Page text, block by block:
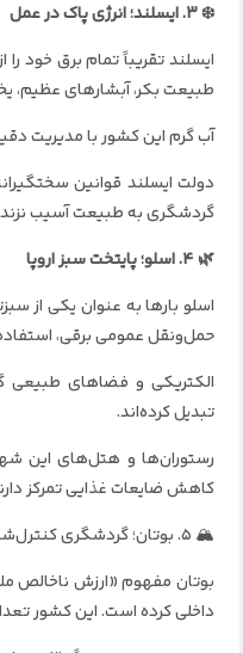
❄️ ۳. ایسلند؛ انرژی پاک در عمل
ایسلند تقریباً تمام برق خود
طبیعت بکر، آبشارهای
آب گرم این کشور با مدیریت
دولت ایسلند قوانین
گردشگری به طبیعت آسیب
🌿 ۴. اسلو؛ پایتخت سبز اروپا
اسلو بارها به عنوان یکی از
حمل‌ونقل عمومی برقی،
الکتریکی و فضاهای طبیعی
تبدیل کرده‌اند.
رستوران‌ها و هتل‌های این
کاهش ضایعات غذایی تمرکز
🏔️ ۵. بوتان؛ گردشگری کنترل‌شده
بوتان مفهوم «ارزش ناخالص
داخلی کرده است. این کشور